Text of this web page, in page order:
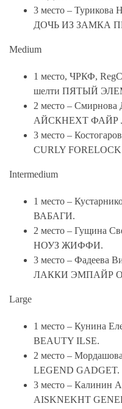
3 место –
ДОЧЬ ИЗ ЗАМКА
Medium
1 место, ЧРКФ,
шелти ПЯТЫЙ
2 место – Смирнова
АЙСКНЕХТ ФАЙР
3 место –
CURLY
Intermedium
1 место –
ВАБАГИ.
2 место – Гущина
НОУЗ ЖИФФИ.
3 место – Фадеева
ЛАККИ ЭМПАЙР
Large
1 место – Кунина
BEAUTY ILSE.
2 место –
LEGEND GADGET.
3 место – Калинин
AISKNEKHT